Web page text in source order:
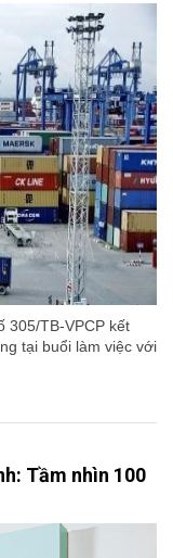
305/TB-VPCP kết
tại buổi làm việc với
Tầm nhìn 100